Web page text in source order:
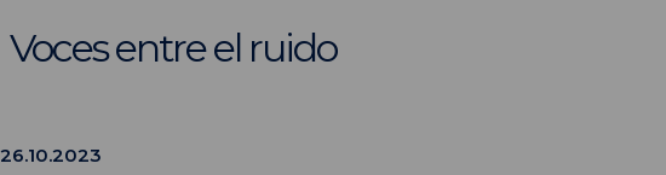
Voces entre el ruido
26.10.2023